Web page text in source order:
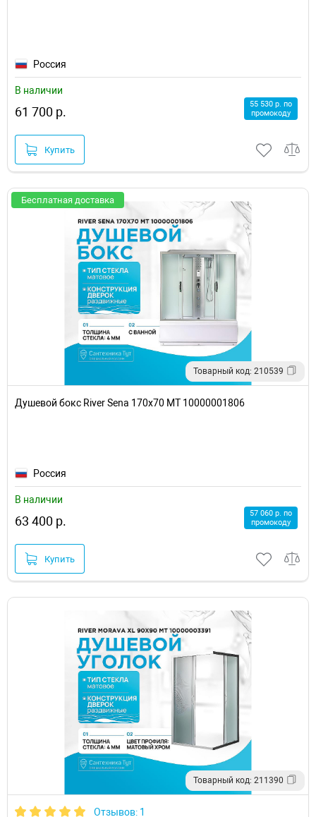
Россия
В наличии
61 700 р.
55 530 р. по
промокоду
Купить
Бесплатная доставка
Товарный код: 210539
Душевой бокс River Sena 170x70 МТ 10000001806
Россия
В наличии
63 400 р.
57 060 р. по
промокоду
Купить
Товарный код: 211390
Отзывов: 1